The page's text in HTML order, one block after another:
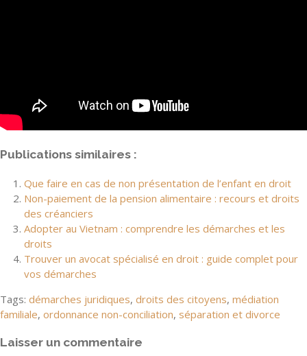
Publications similaires :
Que faire en cas de non présentation de l’enfant en droit
Non-paiement de la pension alimentaire : recours et droits
des créanciers
Adopter au Vietnam : comprendre les démarches et les
droits
Trouver un avocat spécialisé en droit : guide complet pour
vos démarches
Tags: démarches juridiques, droits des citoyens, médiation
familiale, ordonnance non-conciliation, séparation et divorce
Laisser un commentaire